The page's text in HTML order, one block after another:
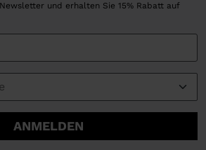
und erhalten Sie 15% Rabatt auf
ANMELDEN